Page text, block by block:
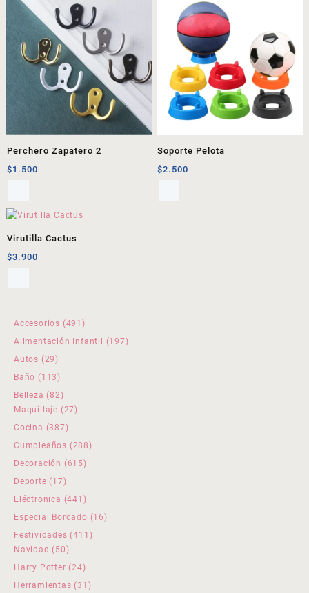
Perchero Zapatero 2
$1.500
Soporte Pelota
$2.500
Virutilla Cactus
$3.900
Accesorios 491 491
productos
Alimentación Infantil 197197
Autos 2929
productos
Baño 113113
productos
Belleza 8282
productos
Maquillaje 2727
Cocina 387387
productos
Cumpleaños 288288
Decoración 615615
Deporte 1717
productos
Eléctronica 441 441
productos
Especial Bordado 1616
Festividades 411 411
Navidad 5050
productos
Harry Potter 2424
productos
Herramientas 31 31